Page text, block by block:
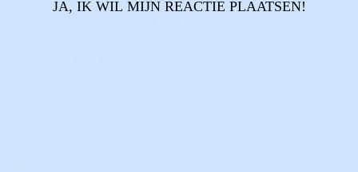
JA, IK WIL MIJN REACTIE PLAATSEN!